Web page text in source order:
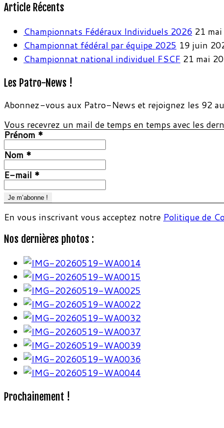
Article Récents
Championnats Fédéraux Individuels 2026 21
Championnat fédéral par équipe 2025 19 juin
Championnat national individuel FSCF 21 mai
Les Patro-News !
Abonnez-vous aux Patro-News et rejoignez les 92
Vous recevrez un mail de temps en temps avec les
Prénom *
Nom *
E-mail *
En vous inscrivant vous acceptez notre Politique de
Nos dernières photos :
Prochainement !